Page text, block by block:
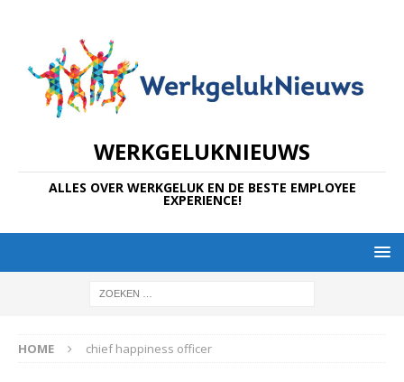
WERKGELUKNIEUWS
ALLES OVER WERKGELUK EN DE BESTE EMPLOYEE
EXPERIENCE!
HOME chief happiness officer